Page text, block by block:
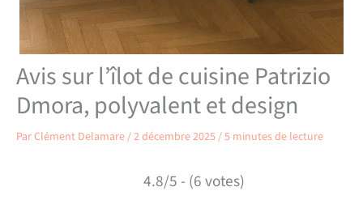
Avis sur l’îlot de cuisine Patrizio
Dmora, polyvalent et design
ParClément Delamare/2 décembre 2025/5 minutes de lecture
4.8/5 - (6 votes)